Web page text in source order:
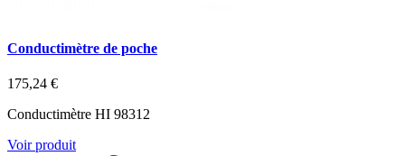
Conductimètre de poche
175,24 €
Conductimètre HI 98312
Voir produit